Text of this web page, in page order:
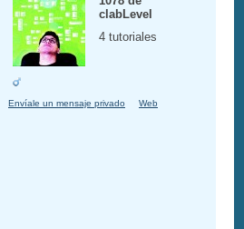
clabLevel
4 tutoriales
Envíale un mensaje privado Web